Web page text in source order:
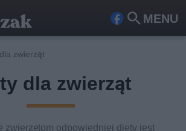
MENU
Fa Szu
zwierząt
dla zwierząt
zwierzętom odpowiedniej diety jest